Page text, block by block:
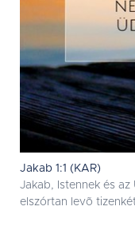
Jakab 1:1 (KAR)
Jakab, Istennek és az
elszórtan levõ